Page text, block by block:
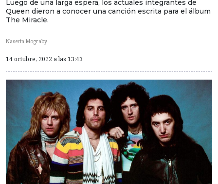
Luego de una larga espera, los actuales integrantes de
Queen dieron a conocer una canción escrita para el álbum
The Miracle.
Naserin Mograby
14 octubre, 2022 a las 13:43